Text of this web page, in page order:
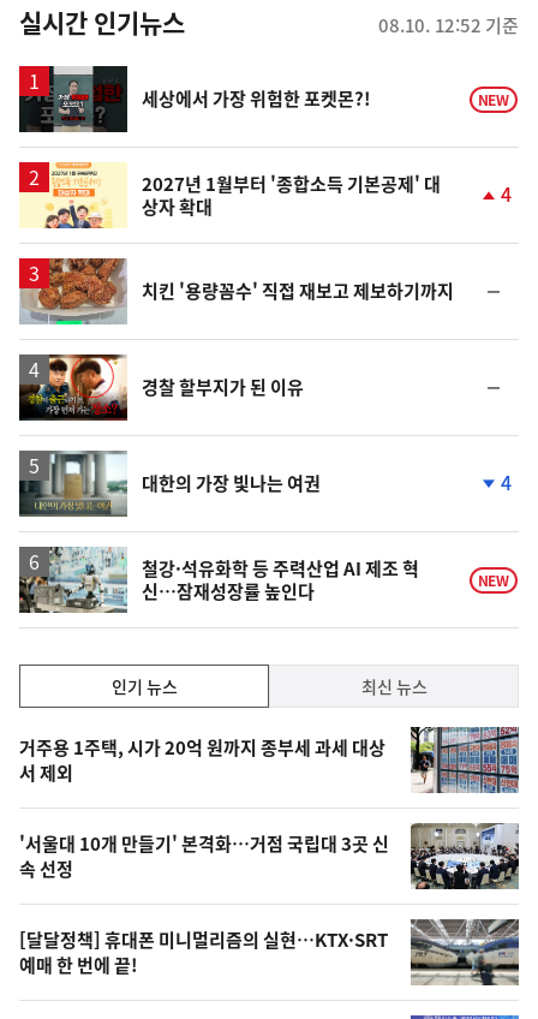
뉴
스
실시간 인기뉴스 08.10. 12:52 기준
영
세상에서 가장 위험한 포켓몬?! NEW
2027년 1월부터 '종합소득 기본공제' 대
상자 확대
계
4
치킨 '용량꼼수' 직접 재보고 제보하기까지
일
영
상
경찰 할부지가 된 이유
일
영
상
대한의 가장 빛나는 여권
계
락
4
철강·석유화학 등 주력산업 AI 제조 혁
신…잠재성장률 높인다
NEW
기,
최
신,
오
늘
의
영
상
인기 뉴스 최신 뉴스
기
뉴
스
거주용 1주택, 시가 20억 원까지 종부세 과세 대상
서 제외
'서울대 10개 만들기' 본격화…거점 국립대 3곳 신
속 선정
[달달정책] 휴대폰 미니멀리즘의 실현…KTX·SRT
예매 한 번에 끝!